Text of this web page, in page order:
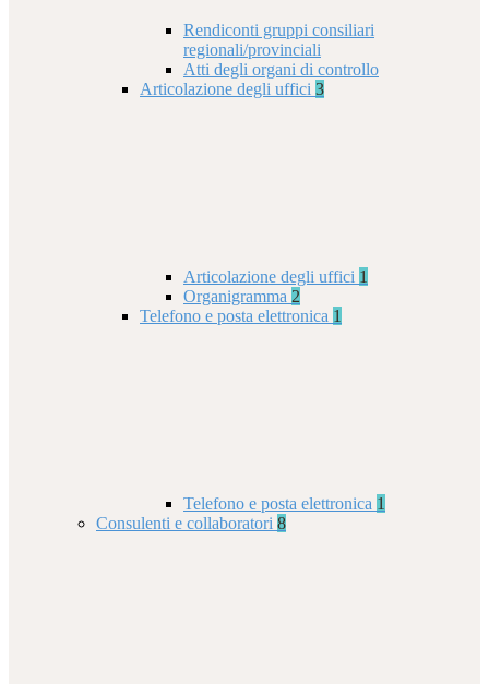
Rendiconti gruppi consiliari
regionali/provinciali
Atti degli organi di controllo
Articolazione degli uffici 3
Articolazione degli uffici 1
Organigramma 2
Telefono e posta elettronica 1
Telefono e posta elettronica 1
Consulenti e collaboratori 8